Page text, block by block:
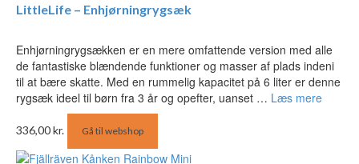
LittleLife – Enhjørningrygsæk
Enhjørningrygsækken er en mere omfattende version med alle
de fantastiske blændende funktioner og masser af plads indeni
til at bære skatte. Med en rummelig kapacitet på 6 liter er denne
rygsæk ideel til børn fra 3 år og opefter, uanset … Læs mere
336,00kr. Gå til webshop